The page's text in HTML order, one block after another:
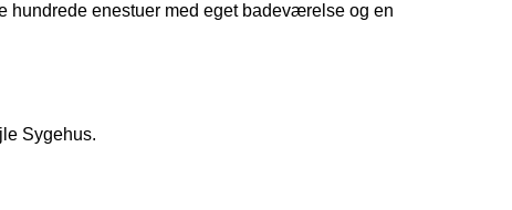
hundrede enestuer med eget badeværelse og en
Sygehus.